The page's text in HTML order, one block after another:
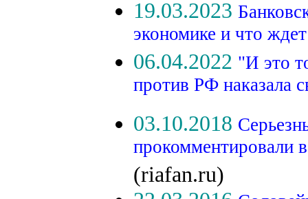
19.03.2023
экономике и что
06.04.2022 "И это
против РФ наказала
03.10.2018
прокомментировали
(riafan.ru)